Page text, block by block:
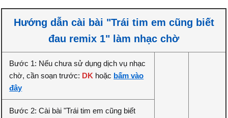
Hướng dẫn cài bài "Trái tim em cũng biết
đau remix 1" làm nhạc chờ
Bước 1: Nếu chưa sử dụng dịch vụ nhạc
chờ, cần soạn trước: DK hoặc bấm vào
đây
Bước 2: Cài bài "Trái tim em cũng biết